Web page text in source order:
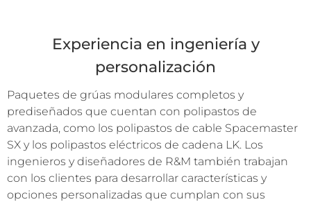
Experiencia en ingeniería y
personalización
Paquetes de grúas modulares completos y
prediseñados que cuentan con polipastos de
avanzada, como los polipastos de cable Spacemaster
SX y los polipastos eléctricos de cadena LK. Los
ingenieros y diseñadores de R&M también trabajan
con los clientes para desarrollar características y
opciones personalizadas que cumplan con sus